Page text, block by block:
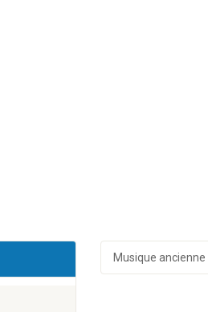
Musique ancienne